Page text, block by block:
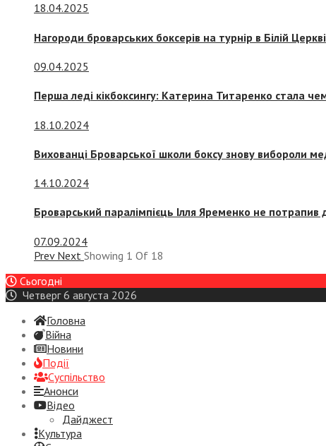
18.04.2025
Нагороди броварських боксерів на турнір в Білій Церкві
09.04.2025
Перша леді кікбоксингу: Катерина Титаренко стала
18.10.2024
Вихованці Броварської школи боксу знову вибороли
14.10.2024
Броварський паралімпієць Ілля Яременко не потрапив
07.09.2024
Prev Next Showing 1 Of 18
Сьогодні
Четверг 6 августа 2026
Головна
Війна
Новини
Події
Суспiльство
Анонси
Відео
Дайджест
Культура